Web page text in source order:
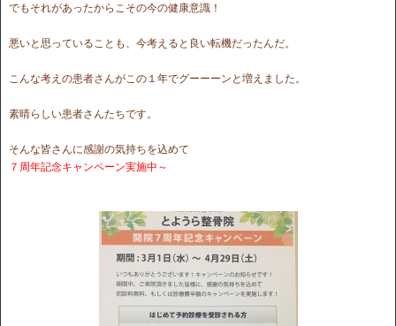
でもそれがあったからこその今の健康意識！
悪いと思っていることも、今考えると良い転機だったんだ。
こんな考えの患者さんがこの１年でグーーーンと増えました。
素晴らしい患者さんたちです。
そんな皆さんに感謝の気持ちを込めて
７周年記念キャンペーン実施中～